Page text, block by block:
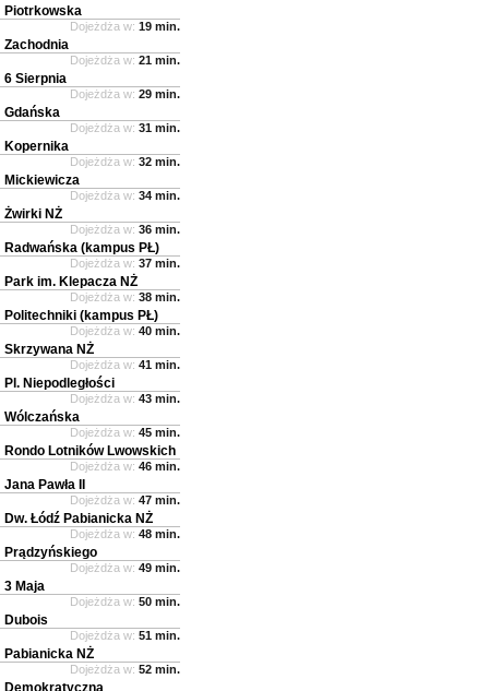
Piotrkowska
Dojeżdża w: 19 min.
Zachodnia
Dojeżdża w: 21 min.
6 Sierpnia
Dojeżdża w: 29 min.
Gdańska
Dojeżdża w: 31 min.
Kopernika
Dojeżdża w: 32 min.
Mickiewicza
Dojeżdża w: 34 min.
Żwirki NŻ
Dojeżdża w: 36 min.
Radwańska (kampus PŁ)
Dojeżdża w: 37 min.
Park im. Klepacza NŻ
Dojeżdża w: 38 min.
Politechniki (kampus PŁ)
Dojeżdża w: 40 min.
Skrzywana NŻ
Dojeżdża w: 41 min.
Pl. Niepodległości
Dojeżdża w: 43 min.
Wólczańska
Dojeżdża w: 45 min.
Rondo Lotników Lwowskich
Dojeżdża w: 46 min.
Jana Pawła II
Dojeżdża w: 47 min.
Dw. Łódź Pabianicka NŻ
Dojeżdża w: 48 min.
Prądzyńskiego
Dojeżdża w: 49 min.
3 Maja
Dojeżdża w: 50 min.
Dubois
Dojeżdża w: 51 min.
Pabianicka NŻ
Dojeżdża w: 52 min.
Demokratyczna